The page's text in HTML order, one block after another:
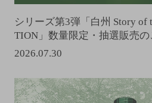
シリーズ第3弾「白州 Story of
TION」数量限定・抽選販売の
2026.07.30